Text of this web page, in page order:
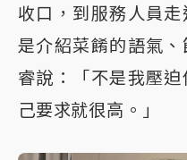
收口，到服務人員
是介紹菜餚的語氣
睿說：「不是我壓
己要求就很高。」